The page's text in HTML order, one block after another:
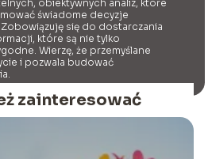
obiektywnych analiz, które
świadome decyzje
się do dostarczania
które są nie tylko
Wierzę, że przemyślane
i pozwala budować
zainteresować